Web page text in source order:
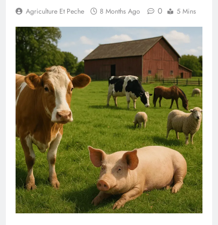
Agriculture Et Peche 8 Months Ago 0 5 Mins